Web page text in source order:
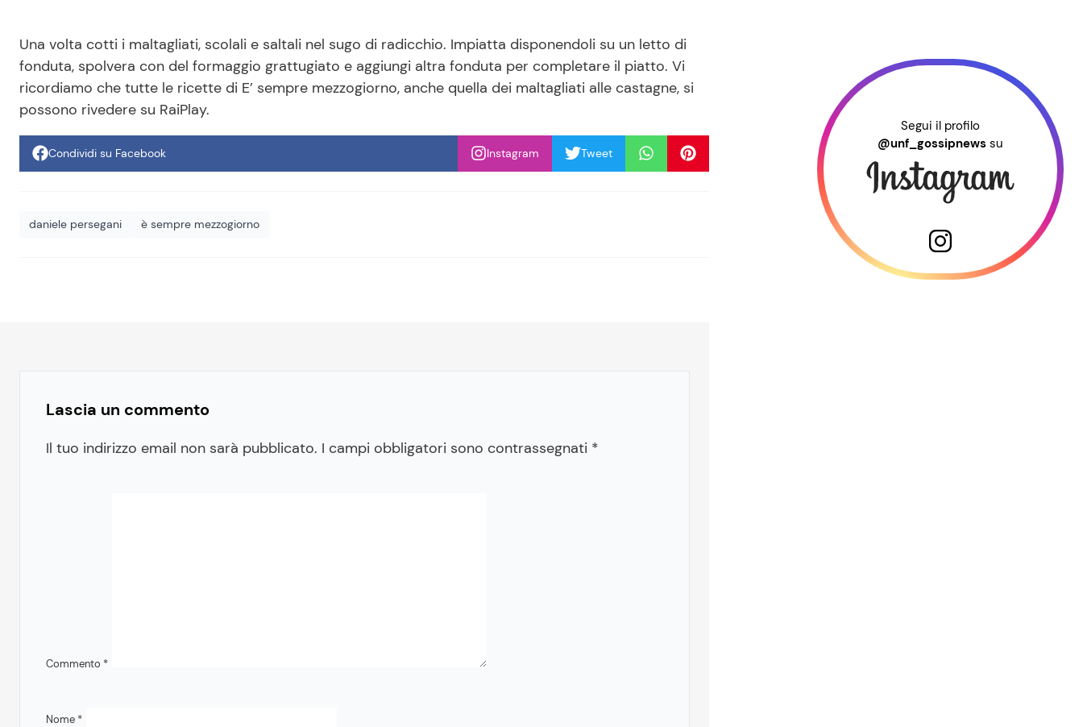
Una volta cotti i maltagliati, scolali e saltali nel sugo di radicchio. Impiatta disponendoli su un letto di
fonduta, spolvera con del formaggio grattugiato e aggiungi altra fonduta per completare il piatto. Vi
ricordiamo che tutte le ricette di E’ sempre mezzogiorno, anche quella dei maltagliati alle castagne, si
possono rivedere su RaiPlay.
Condividi su Facebook Instagram Tweet
daniele persegani è sempre mezzogiorno
Lascia un commento
Il tuo indirizzo email non sarà pubblicato. I campi obbligatori sono contrassegnati *
Commento *
Nome *
Segui il profilo
@unf_gossipnews su